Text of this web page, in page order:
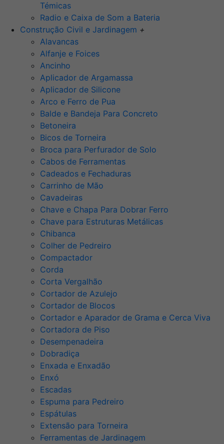
Témicas
Radio e Caixa de Som a Bateria
Construção Civil e Jardinagem +
Alavancas
Alfanje e Foices
Ancinho
Aplicador de Argamassa
Aplicador de Silicone
Arco e Ferro de Pua
Balde e Bandeja Para Concreto
Betoneira
Bicos de Torneira
Broca para Perfurador de Solo
Cabos de Ferramentas
Cadeados e Fechaduras
Carrinho de Mão
Cavadeiras
Chave e Chapa Para Dobrar Ferro
Chave para Estruturas Metálicas
Chibanca
Colher de Pedreiro
Compactador
Corda
Corta Vergalhão
Cortador de Azulejo
Cortador de Blocos
Cortador e Aparador de Grama e Cerca Viva
Cortadora de Piso
Desempenadeira
Dobradiça
Enxada e Enxadão
Enxó
Escadas
Espuma para Pedreiro
Espátulas
Extensão para Torneira
Ferramentas de Jardinagem